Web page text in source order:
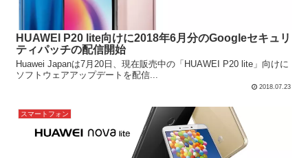
HUAWEI P20 lite向けに2018年6月分のGoogleセキュリ
ティパッチの配信開始
Huawei Japanは7月20日、現在販売中の「HUAWEI P20 lite」向けに
ソフトウェアアップデートを配信...
2018.07.23
スマートフォン